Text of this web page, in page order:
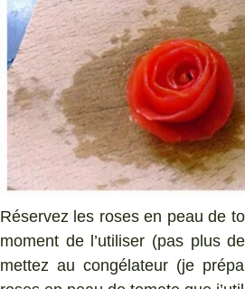
Réservez les roses en peau de
moment de l’utiliser (pas plus
mettez au congélateur (je